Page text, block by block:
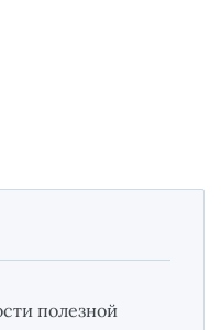
полезной